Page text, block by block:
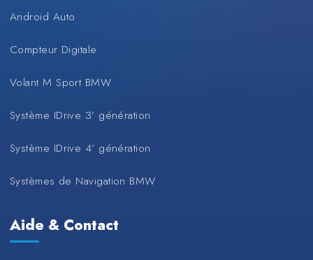
Android Auto
Compteur Digitale
Volant M Sport BMW
Système IDrive 3’ génération
Système IDrive 4’ génération
Systèmes de Navigation BMW
Aide & Contact